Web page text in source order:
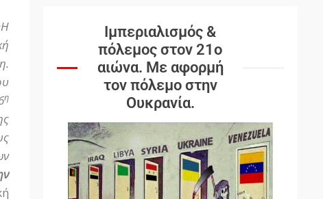
η
Ιμπεριαλισμός &
πόλεμος στον 21ο
αιώνα. Mε αφορμή
τον πόλεμο στην
Ουκρανία.